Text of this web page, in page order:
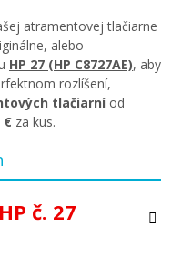
atramentovej tlačiarne
alebo
HP 27 (HP C8727AE), aby
rozlíšení,
tlačiarníod
€ za kus.
č. 27